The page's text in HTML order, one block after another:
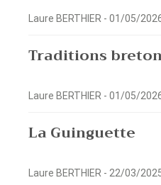
Laure BERTHIER - 01/05/
Traditions
Laure BERTHIER - 01/05/
La Guinguette
Laure BERTHIER - 22/03/